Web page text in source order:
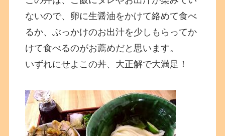
ないので、卵に生醤油をかけて絡めて食べ
るか、ぶっかけのお出汁を少しもらってか
けて食べるのがお薦めだと思います。
いずれにせよこの丼、大正解で大満足！